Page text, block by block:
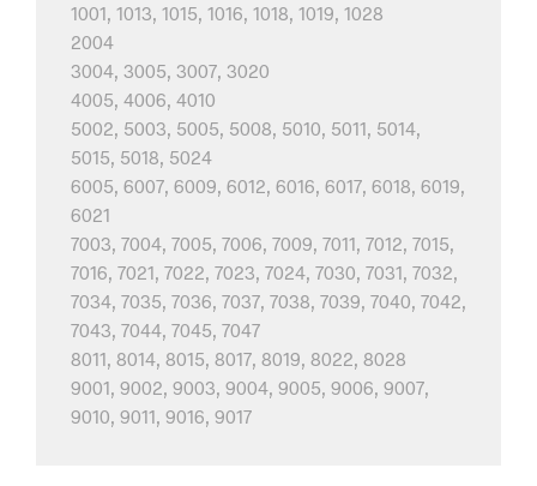
1001, 1013, 1015, 1016, 1018, 1019, 1028
2004
3004, 3005, 3007, 3020
4005, 4006, 4010
5002, 5003, 5005, 5008, 5010, 5011, 5014,
5015, 5018, 5024
6005, 6007, 6009, 6012, 6016, 6017, 6018, 6019,
6021
7003, 7004, 7005, 7006, 7009, 7011, 7012, 7015,
7016, 7021, 7022, 7023, 7024, 7030, 7031, 7032,
7034, 7035, 7036, 7037, 7038, 7039, 7040, 7042,
7043, 7044, 7045, 7047
8011, 8014, 8015, 8017, 8019, 8022, 8028
9001, 9002, 9003, 9004, 9005, 9006, 9007,
9010, 9011, 9016, 9017